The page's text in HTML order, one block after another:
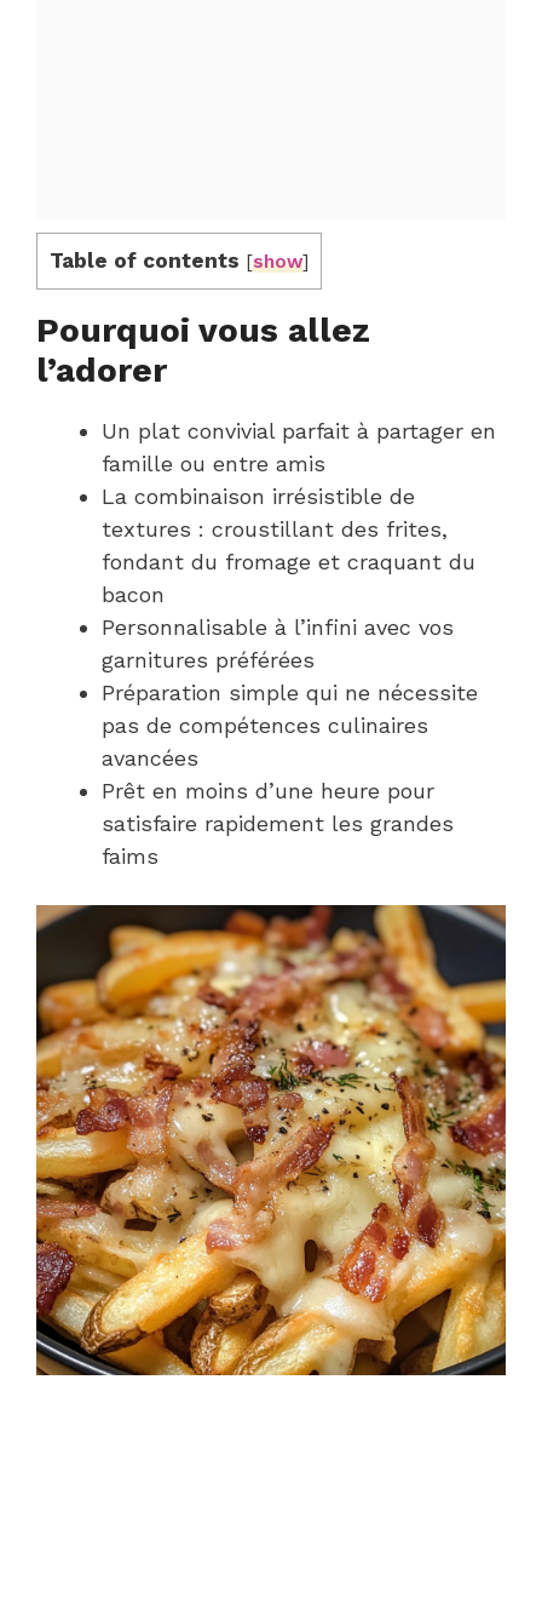
Table of contents [show]
Pourquoi vous allez
l’adorer
Un plat convivial parfait à partager en
famille ou entre amis
La combinaison irrésistible de
textures : croustillant des frites,
fondant du fromage et craquant du
bacon
Personnalisable à l’infini avec vos
garnitures préférées
Préparation simple qui ne nécessite
pas de compétences culinaires
avancées
Prêt en moins d’une heure pour
satisfaire rapidement les grandes
faims